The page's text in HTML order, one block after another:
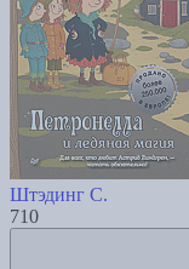
Штэдинг С.
710